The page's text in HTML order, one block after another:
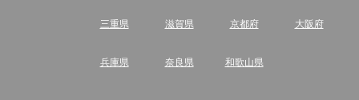
三重県 滋賀県 京都府 大阪府
兵庫県 奈良県 和歌山県